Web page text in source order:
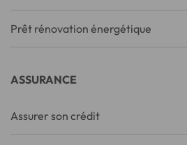
Prêt rénovation énergétique
ASSURANCE
Assurer son crédit